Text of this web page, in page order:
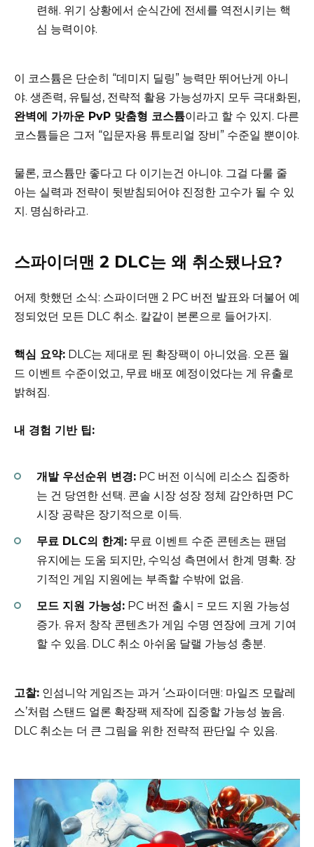
련해. 위기 상황에서 순식간에 전세를 역전시키는 핵
심 능력이야.
이 코스튬은 단순히 “데미지 딜링” 능력만 뛰어난게 아니
야. 생존력, 유틸성, 전략적 활용 가능성까지 모두 극대화된,
완벽에 가까운 PvP 맞춤형 코스튬이라고 할 수 있지. 다른
코스튬들은 그저 “입문자용 튜토리얼 장비” 수준일 뿐이야.
물론, 코스튬만 좋다고 다 이기는건 아니야. 그걸 다룰 줄
아는 실력과 전략이 뒷받침되어야 진정한 고수가 될 수 있
지. 명심하라고.
스파이더맨 2 DLC는 왜 취소됐나요?
어제 핫했던 소식: 스파이더맨 2 PC 버전 발표와 더불어 예
정되었던 모든 DLC 취소. 칼같이 본론으로 들어가지.
핵심 요약: DLC는 제대로 된 확장팩이 아니었음. 오픈 월
드 이벤트 수준이었고, 무료 배포 예정이었다는 게 유출로
밝혀짐.
내 경험 기반 팁:
개발 우선순위 변경: PC 버전 이식에 리소스 집중하
는 건 당연한 선택. 콘솔 시장 성장 정체 감안하면 PC
시장 공략은 장기적으로 이득.
무료 DLC의 한계: 무료 이벤트 수준 콘텐츠는 팬덤
유지에는 도움 되지만, 수익성 측면에서 한계 명확. 장
기적인 게임 지원에는 부족할 수밖에 없음.
모드 지원 가능성: PC 버전 출시 = 모드 지원 가능성
증가. 유저 창작 콘텐츠가 게임 수명 연장에 크게 기여
할 수 있음. DLC 취소 아쉬움 달랠 가능성 충분.
고찰: 인섬니악 게임즈는 과거 ‘스파이더맨: 마일즈 모랄레
스’처럼 스탠드 얼론 확장팩 제작에 집중할 가능성 높음.
DLC 취소는 더 큰 그림을 위한 전략적 판단일 수 있음.